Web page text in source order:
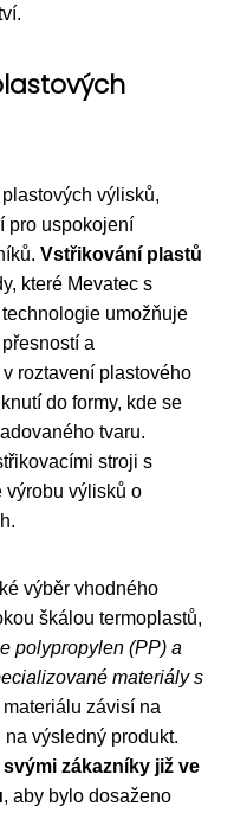
výlisků,
pro uspokojení
Vstřikování plastů
které Mevatec s
umožňuje
a
roztavení plastového
do formy, kde se
tvaru.
stroji s
výrobu výlisků o
výběr vhodného
škálou termoplastů,
polypropylen (PP) a
materiály s
materiálu závisí na
výsledný produkt.
zákazníky již ve
, aby bylo dosaženo